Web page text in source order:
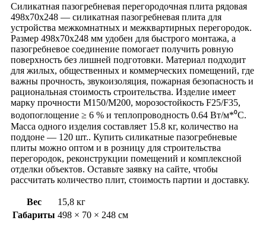
Силикатная пазогребневая перегородочная плита рядовая
498х70х248 — силикатная пазогребневая плита для
устройства межкомнатных и межквартирных перегородок.
Размер 498х70х248 мм удобен для быстрого монтажа, а
пазогребневое соединение помогает получить ровную
поверхность без лишней подготовки. Материал подходит
для жилых, общественных и коммерческих помещений, где
важны прочность, звукоизоляция, пожарная безопасность и
рациональная стоимость строительства. Изделие имеет
марку прочности М150/М200, морозостойкость F25/F35,
водопоглощение ≥ 6 % и теплопроводность 0.64 Вт/м*⁰С.
Масса одного изделия составляет 15.8 кг, количество на
поддоне — 120 шт.. Купить силикатные пазогребневые
плиты можно оптом и в розницу для строительства
перегородок, реконструкции помещений и комплексной
отделки объектов. Оставьте заявку на сайте, чтобы
рассчитать количество плит, стоимость партии и доставку.
Вес
15,8 кг
Габариты 498 × 70 × 248 см